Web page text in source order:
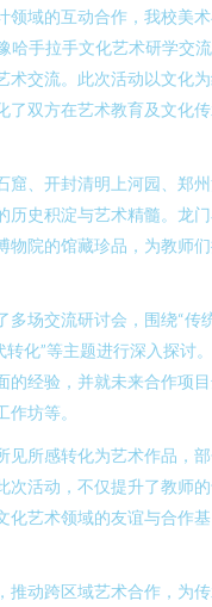
领域的互动合作，我校美
哈手拉手文化艺术研学交
术交流。此次活动以文化
了双方在艺术教育及文化
窟、开封清明上河园、郑
历史积淀与艺术精髓。龙
物院的馆藏珍品，为教师
多场交流研讨会，围绕“传
化”等主题进行深入探讨
的经验，并就未来合作项
坊等。
见所感转化为艺术作品，
次活动，不仅提升了教师
化艺术领域的友谊与合作基
推动跨区域艺术合作，为